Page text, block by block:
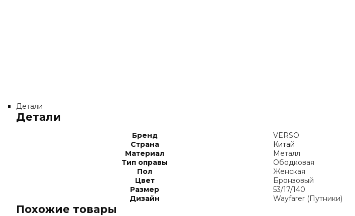
Детали
Детали
Бренд
VERSO
Страна
Китай
Материал
Металл
Тип оправы
Ободковая
Пол
Женская
Цвет
Бронзовый
Размер
53/17/140
Дизайн
Wayfarer (Путники)
Похожие товары